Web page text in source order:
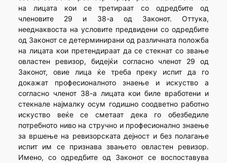
на лицата кои се третираат со одредбите од
членовите 29 и 38-а од Законот. Оттука,
нееднаквоста на условите предвидени со одредбите
од Законот се детерминирани од различната положба
на лицата кои претендираат да се стекнат со звање
овластен ревизор, бидејќи согласно членот 29 од
Законот, овие лица ќе треба преку испит да го
докажат професионалното знаење и искуство а
согласно членот 38-а лицата кои биле вработени и
стекнале најмалку осум годишно соодветно работно
искуство веќе се сметаат дека го обезбедиле
потребното ниво на стручно и професионално знаење
за вршење на ревизорската дејност и без полагање
испит им се признава звањето овластен ревизор.
Имено, со одредбите од Законот се воспоставува